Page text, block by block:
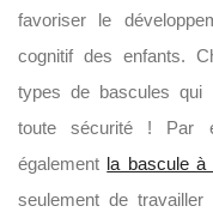
favoriser le
cognitif des enfants.
types de bascules qui
toute sécurité ! Par
également la bascule
seulement de